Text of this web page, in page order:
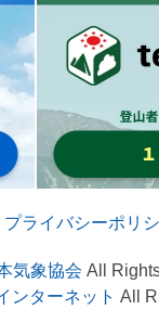
プライバシーポリ
気象協会 All
ンターネット All